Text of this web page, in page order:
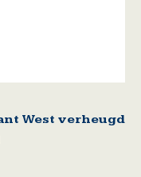
West verheugd